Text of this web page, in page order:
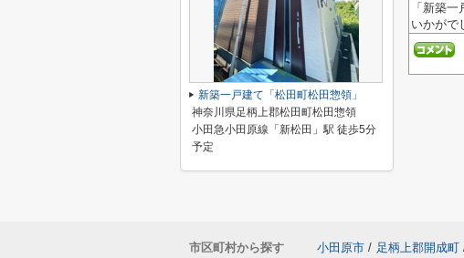
「新築
いかがで
新築一戸建て「松田町松田惣領」
神奈川県足柄上郡松田町松田惣領
小田急小田原線「新松田」駅 徒歩5分
予定
市区町村から探す 小田原市 / 足柄上郡開成町